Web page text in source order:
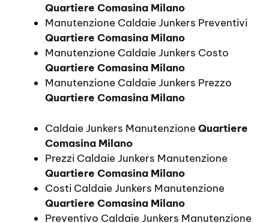
Quartiere Comasina Milano
Manutenzione Caldaie Junkers Preventivi
Quartiere Comasina Milano
Manutenzione Caldaie Junkers Costo
Quartiere Comasina Milano
Manutenzione Caldaie Junkers Prezzo
Quartiere Comasina Milano
Caldaie Junkers ManutenzioneQuartiere
Comasina Milano
Prezzi Caldaie Junkers Manutenzione
Quartiere Comasina Milano
Costi Caldaie Junkers Manutenzione
Quartiere Comasina Milano
Preventivo Caldaie Junkers Manutenzione